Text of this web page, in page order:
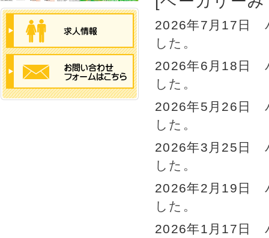
2026年7月17日
した。
2026年6月18日
した。
2026年5月26日
した。
2026年3月25日
した。
2026年2月19日
した。
2026年1月17日